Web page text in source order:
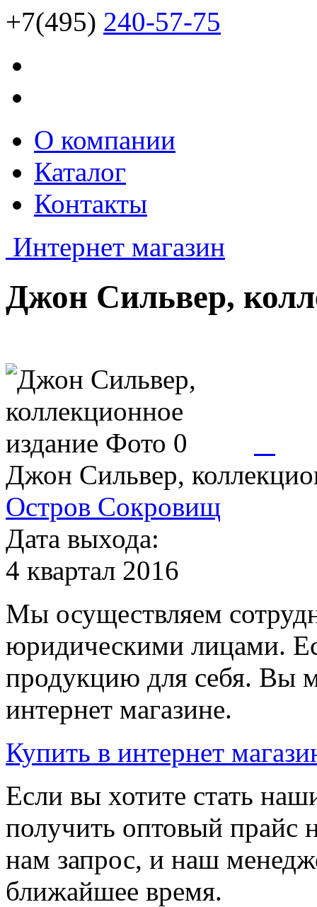
+7(495) 240-57-75
О компании
Каталог
Контакты
Интернет магазин
Джон Сильвер,
Джон Сильвер,
Остров Сокровищ
Дата выхода:
4 квартал 2016
Мы осуществляем
юридическими лицами.
продукцию для себя. Вы
интернет магазине.
Купить в интернет
Если вы хотите стать
получить оптовый
нам запрос, и наш
ближайшее время.